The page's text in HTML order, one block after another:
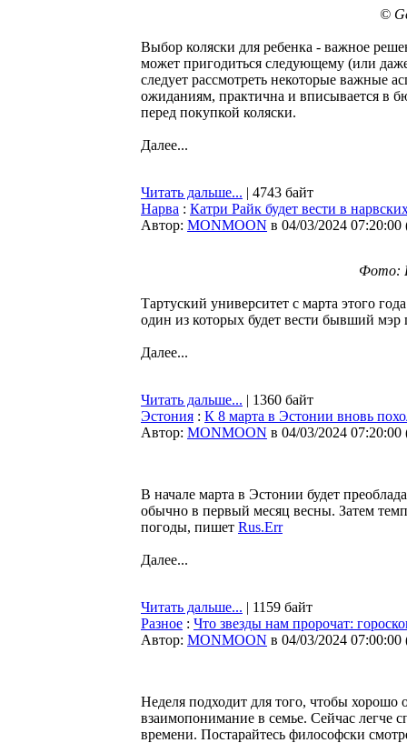
©
Выбор коляски для ребенка - важное
может пригодиться следующему (или
следует рассмотреть некоторые важные
ожиданиям, практична и вписывается в
перед покупкой коляски.
Далее...
Читать дальше... | 4743 байт
Нарва : Катри Райк будет вести в
Автор: MONMOON в 04/03/2024 07:20:00
Фото:
Тартуский университет с марта этого
один из которых будет вести бывший
Далее...
Читать дальше... | 1360 байт
Эстония : К 8 марта в Эстонии вновь
Автор: MONMOON в 04/03/2024 07:20:00
В начале марта в Эстонии будет
обычно в первый месяц весны. Затем
погоды, пишет Rus.Err
Далее...
Читать дальше... | 1159 байт
Разное : Что звезды нам пророчат:
Автор: MONMOON в 04/03/2024 07:00:00
Неделя подходит для того, чтобы
взаимопонимание в семье. Сейчас легче
времени. Постарайтесь философски